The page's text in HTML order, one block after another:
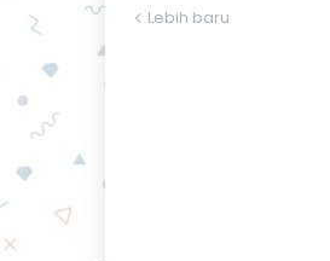
Lebih baru